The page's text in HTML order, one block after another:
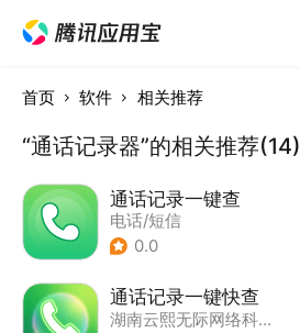
首页 软件 相关推荐
“通话记录器”的相关推荐(14)
通话记录一键查
电话/短信
0.0
通话记录一键快查
湖南云熙无际网络科技有限公司